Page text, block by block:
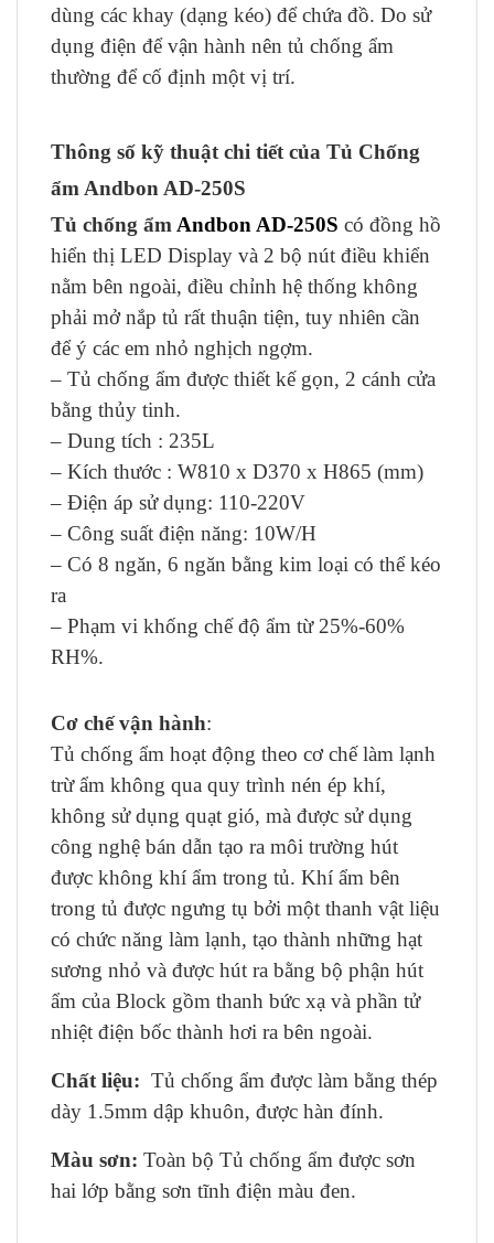
dùng các khay (dạng kéo) để chứa đồ. Do sử
dụng điện để vận hành nên tủ chống ẩm
thường để cố định một vị trí.
Thông số kỹ thuật chi tiết của Tủ Chống
ẩm Andbon AD-250S
Tủ chống ẩm Andbon AD-250S có đồng hồ
hiển thị LED Display và 2 bộ nút điều khiển
nằm bên ngoài, điều chỉnh hệ thống không
phải mở nắp tủ rất thuận tiện, tuy nhiên cần
để ý các em nhỏ nghịch ngợm.
– Tủ chống ẩm được thiết kế gọn, 2 cánh cửa
bằng thủy tinh.
– Dung tích : 235L
– Kích thước : W810 x D370 x H865 (mm)
– Điện áp sử dụng: 110-220V
– Công suất điện năng: 10W/H
– Có 8 ngăn, 6 ngăn bằng kim loại có thể kéo
ra
– Phạm vi khống chế độ ẩm từ 25%-60%
RH%.
Cơ chế vận hành:
Tủ chống ẩm hoạt động theo cơ chế làm lạnh
trừ ẩm không qua quy trình nén ép khí,
không sử dụng quạt gió, mà được sử dụng
công nghệ bán dẫn tạo ra môi trường hút
được không khí ẩm trong tủ. Khí ẩm bên
trong tủ được ngưng tụ bởi một thanh vật liệu
có chức năng làm lạnh, tạo thành những hạt
sương nhỏ và được hút ra bằng bộ phận hút
ẩm của Block gồm thanh bức xạ và phần tử
nhiệt điện bốc thành hơi ra bên ngoài.
Chất liệu: Tủ chống ẩm được làm bằng thép
dày 1.5mm dập khuôn, được hàn đính.
Màu sơn: Toàn bộ Tủ chống ẩm được sơn
hai lớp bằng sơn tĩnh điện màu đen.